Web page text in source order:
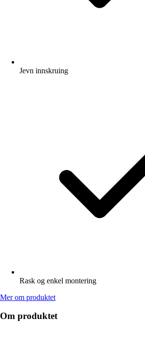
Jevn innskruing
Rask og enkel montering
Mer om produktet
Om produktet